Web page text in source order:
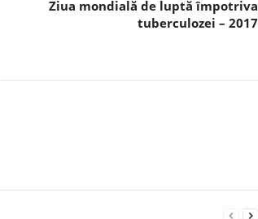
Ziua mondială de luptă împotriva
tuberculozei – 2017